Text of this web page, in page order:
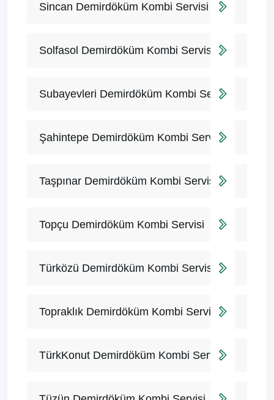
Sincan Demirdöküm Kombi Servisi
Solfasol Demirdöküm Kombi Servisi
Subayevleri Demirdöküm Kombi Servisi
Şahintepe Demirdöküm Kombi Servisi
Taşpınar Demirdöküm Kombi Servisi
Topçu Demirdöküm Kombi Servisi
Türközü Demirdöküm Kombi Servisi
Topraklık Demirdöküm Kombi Servisi
TürkKonut Demirdöküm Kombi Servisi